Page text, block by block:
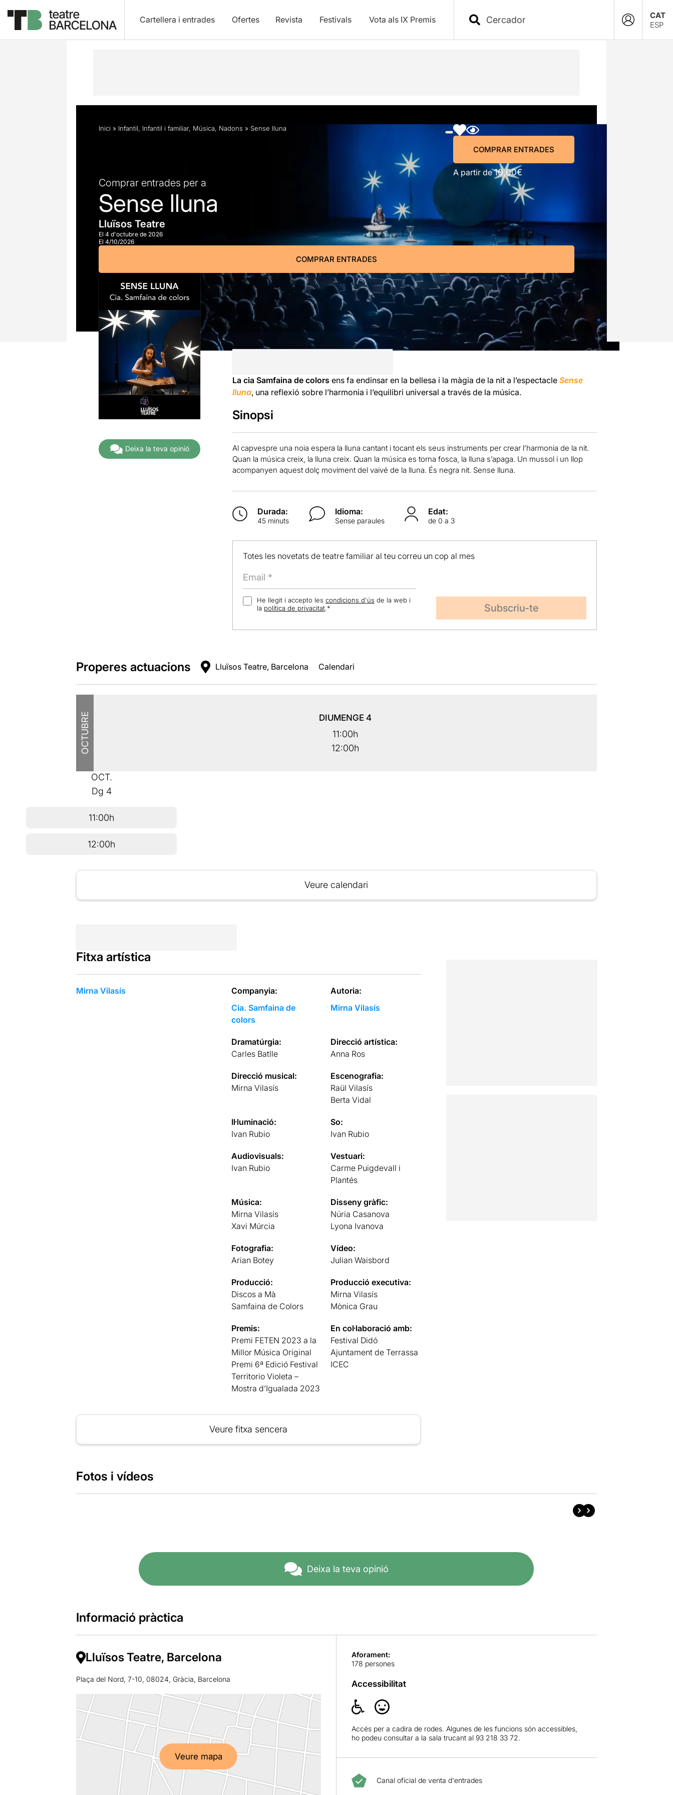
Cartellera i entrades Ofertes Revista Festivals Vota als IX Premis
CAT
ESP
Descripció Horaris Fitxa artística Fotos i vídeos Info pràctica Articles COMPRAR ENTRADES
Inici » Infantil, Infantil i familiar, Música, Nadons » Sense lluna
A partir de10,00€
COMPRAR ENTRADES
Comprar entrades per a
Sense lluna
Lluïsos Teatre
El 4 d'octubre de 2026
El 4/10/2026
COMPRAR ENTRADES
Deixa la teva opinió
La cia Samfaina de colors ens fa endinsar en la bellesa i la màgia de la nit a l’espectacle Sense
lluna, una reflexió sobre l’harmonia i l’equilibri universal a través de la música.
Sinopsi
Al capvespre una noia espera la lluna cantant i tocant els seus instruments per crear l’harmonia de la nit.
Quan la música creix, la lluna creix. Quan la música es torna fosca, la lluna s’apaga. Un mussol i un llop
acompanyen aquest dolç moviment del vaivé de la lluna. És negra nit. Sense lluna.
Durada:
45 minuts
Idioma:
Sense paraules
Edat:
de 0 a 3
Totes les novetats de teatre familiar al teu correu un cop al mes
He llegit i accepto les condicions d'ús de la web i
la política de privacitat.*
Properes actuacions Lluïsos Teatre, Barcelona Calendari
OCTUBRE DIUMENGE 4
11:00h
12:00h
OCT.
Dg 4
11:00h
12:00h
Veure calendari
Fitxa artística
Mirna Vilasís
Companyia:
Cia. Samfaina de
colors
Autoria:
Mirna Vilasís
Dramatúrgia:
Carles Batlle
Direcció artística:
Anna Ros
Direcció musical:
Mirna Vilasís
Escenografia:
Raül Vilasís
Berta Vidal
Il·luminació:
Ivan Rubio
So:
Ivan Rubio
Audiovisuals:
Ivan Rubio
Vestuari:
Carme Puigdevall i
Plantés
Música:
Mirna Vilasís
Xavi Múrcia
Disseny gràfic:
Núria Casanova
Lyona Ivanova
Fotografia:
Arian Botey
Vídeo:
Julian Waisbord
Producció:
Discos a Mà
Samfaina de Colors
Producció executiva:
Mirna Vilasís
Mònica Grau
Premis:
Premi FETEN 2023 a la
Millor Música Original
Premi 6ª Edició Festival
Territorio Violeta –
Mostra d’Igualada 2023
En col·laboració amb:
Festival Didó
Ajuntament de Terrassa
ICEC
Veure fitxa sencera
Fotos i vídeos
Deixa la teva opinió
Informació pràctica
Lluïsos Teatre, Barcelona
Plaça del Nord, 7-10, 08024, Gràcia, Barcelona
Veure mapa
Aforament:
178 persones
Accessibilitat
Accés per a cadira de rodes. Algunes de les funcions són accessibles,
ho podeu consultar a la sala trucant al 93 218 33 72.
Canal oficial de venta d'entrades